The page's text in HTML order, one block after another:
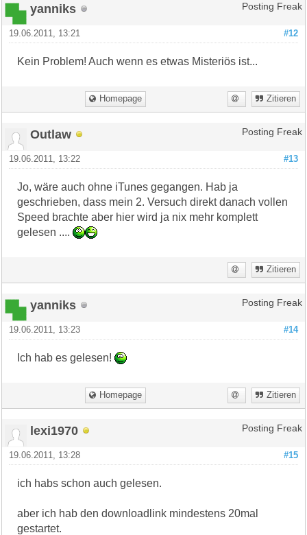
yanniks Posting Freak
#12
19.06.2011, 13:21
Kein Problem! Auch wenn es etwas Misteriös ist...
Homepage Zitieren
Outlaw Posting Freak
#13
19.06.2011, 13:22
Jo, wäre auch ohne iTunes gegangen. Hab ja
geschrieben, dass mein 2. Versuch direkt danach vollen
Speed brachte aber hier wird ja nix mehr komplett
gelesen ....
Zitieren
yanniks Posting Freak
#14
19.06.2011, 13:23
Ich hab es gelesen!
Homepage Zitieren
lexi1970 Posting Freak
#15
19.06.2011, 13:28
ich habs schon auch gelesen.
aber ich hab den downloadlink mindestens 20mal
gestartet.